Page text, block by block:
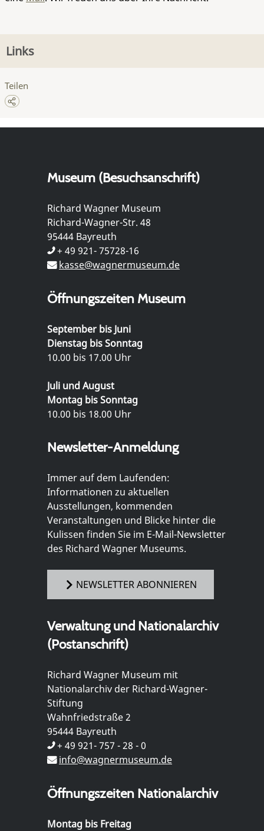
Links
Teilen
Museum (Besuchsanschrift)
Richard Wagner Museum
Richard-Wagner-Str. 48
95444 Bayreuth
+ 49 921- 75728-16
kasse@wagnermuseum.de
Öffnungszeiten Museum
September bis Juni
Dienstag bis Sonntag
10.00 bis 17.00 Uhr
Juli und August
Montag bis Sonntag
10.00 bis 18.00 Uhr
Newsletter-Anmeldung
Immer auf dem Laufenden:
Informationen zu aktuellen
Ausstellungen, kommenden
Veranstaltungen und Blicke hinter die
Kulissen finden Sie im E-Mail-Newsletter
des Richard Wagner Museums.
NEWSLETTER ABONNIEREN
Verwaltung und Nationalarchiv
(Postanschrift)
Richard Wagner Museum mit
Nationalarchiv der Richard-Wagner-
Stiftung
Wahnfriedstraße 2
95444 Bayreuth
+ 49 921- 757 - 28 - 0
info@wagnermuseum.de
Öffnungszeiten Nationalarchiv
Montag bis Freitag